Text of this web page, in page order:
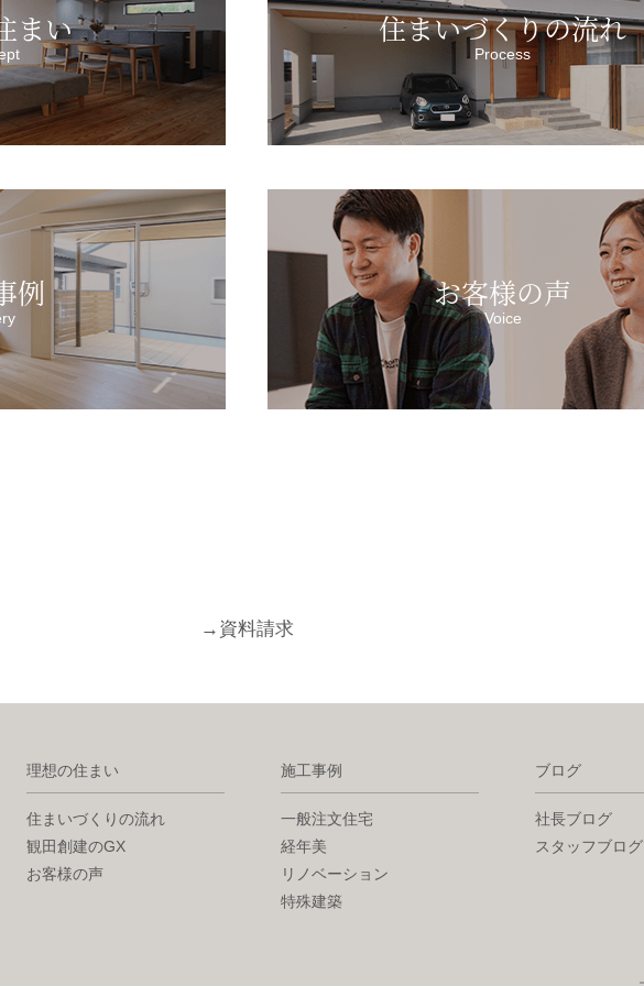
まい 住まいづくりの流れ
Process
例 お客様の声
Voice
→ 資料請求
理想の住まい
住まいづくりの流れ
観田創建のGX
お客様の声
施工事例
一般注文住宅
経年美
リノベーション
特殊建築
ブログ
社長ブログ
スタッフブログ